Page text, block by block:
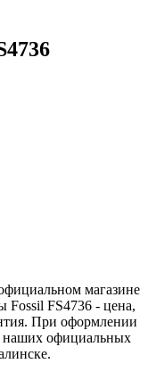
магазине
Fossil FS4736 - цена,
При оформлении
наших официальных